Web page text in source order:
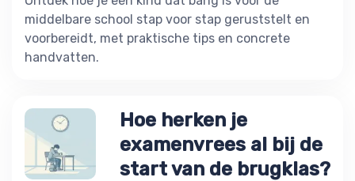
middelbare school stap voor stap geruststelt en
voorbereidt, met praktische tips en concrete
handvatten.
Hoe herken je
examenvrees al bij de
start van de brugklas?